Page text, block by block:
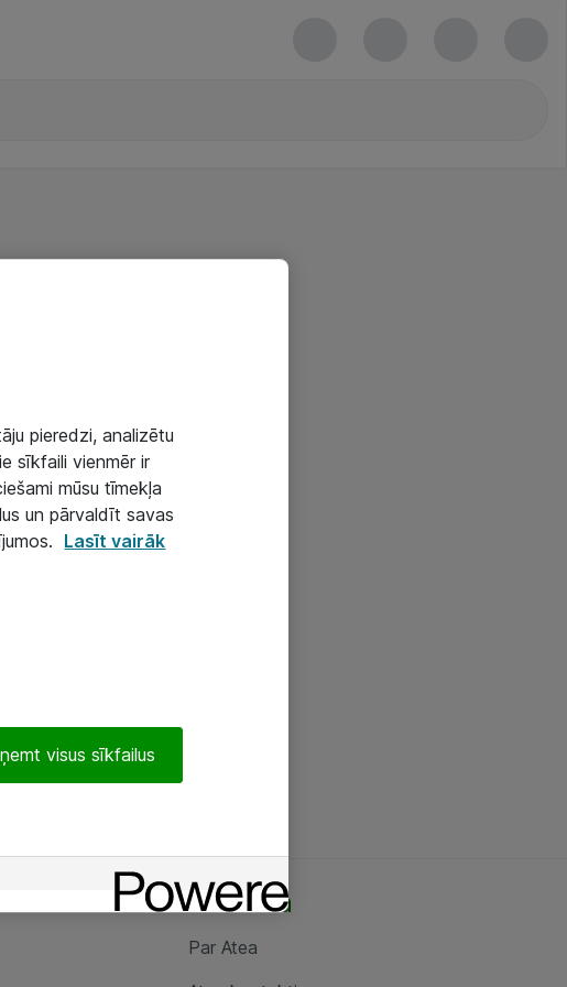
Par Atea
Par Atea
pieredzi, analizētu
sīkfaili vienmēr ir
mūsu tīmekļa
un pārvaldīt savas
Lasīt vairāk
visus sīkfailus